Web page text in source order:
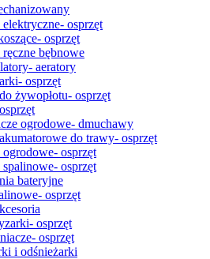
osprzęt
osprzęt
bębnowe
aeratory
osprzęt
żywopłotu- osprzęt
ogrodowe- dmuchawy
do trawy- osprzęt
osprzęt
osprzęt
bateryjne
osprzęt
osprzęt
osprzęt
i odśnieżarki